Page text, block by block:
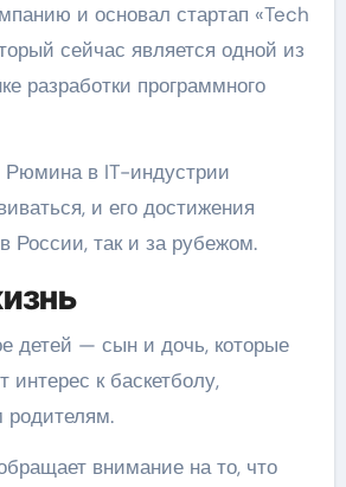
и основал стартап «Tech
сейчас является одной из
разработки программного
Рюмина в IT-индустрии
и его достижения
России, так и за рубежом.
детей — сын и дочь, которые
интерес к баскетболу,
родителям.
внимание на то, что